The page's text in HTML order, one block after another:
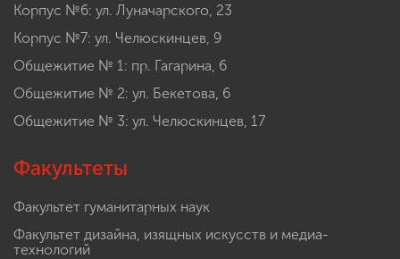
Корпус №6: ул. Луначарского, 23
Корпус №7: ул. Челюскинцев, 9
Общежитие № 1: пр. Гагарина, 6
Общежитие № 2: ул. Бекетова, 6
Общежитие № 3: ул. Челюскинцев, 17
Факультеты
Факультет гуманитарных наук
Факультет дизайна, изящных искусств и медиа-
технологий